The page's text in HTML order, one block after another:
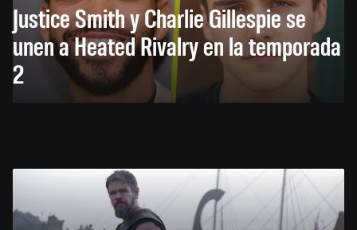
Justice Smith y Charlie Gillespie se
unen a Heated Rivalry en la temporada
2